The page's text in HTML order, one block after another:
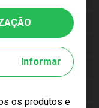
Informar
os produtos e